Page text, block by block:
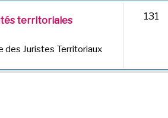
territoriales
des Juristes Territoriaux
131